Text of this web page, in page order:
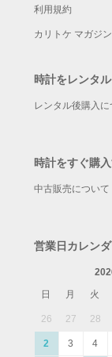
利用規約
カリトケ マガジン
時計をレンタ
レンタル後購入に
時計をすぐ購
中古販売について
営業日カレン
日
月 火
26 27 28
2 3 4